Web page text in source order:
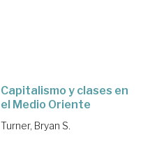
Capitalismo y clases en
el Medio Oriente
Turner, Bryan S.